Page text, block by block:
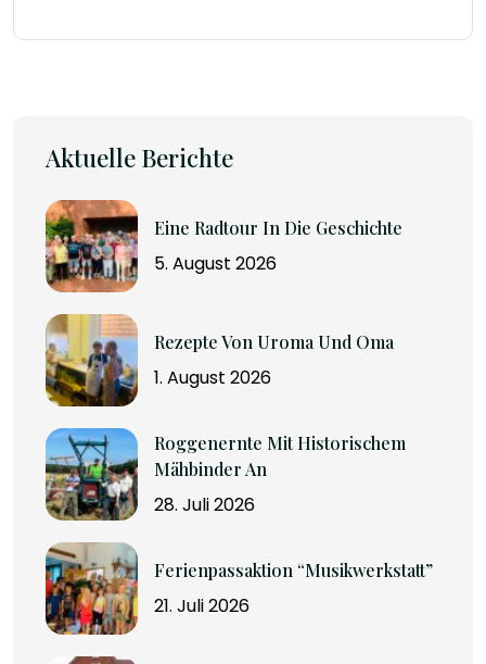
Aktuelle Berichte
Eine Radtour In Die Geschichte
5. August 2026
Rezepte Von Uroma Und Oma
1. August 2026
Roggenernte Mit Historischem
Mähbinder An
28. Juli 2026
Ferienpassaktion “Musikwerkstatt”
21. Juli 2026